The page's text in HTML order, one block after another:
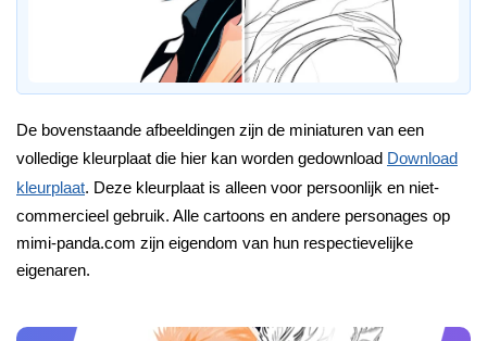
De bovenstaande afbeeldingen zijn de miniaturen van een
volledige kleurplaat die hier kan worden gedownload Download
kleurplaat. Deze kleurplaat is alleen voor persoonlijk en niet-
commercieel gebruik. Alle cartoons en andere personages op
mimi-panda.com zijn eigendom van hun respectievelijke
eigenaren.